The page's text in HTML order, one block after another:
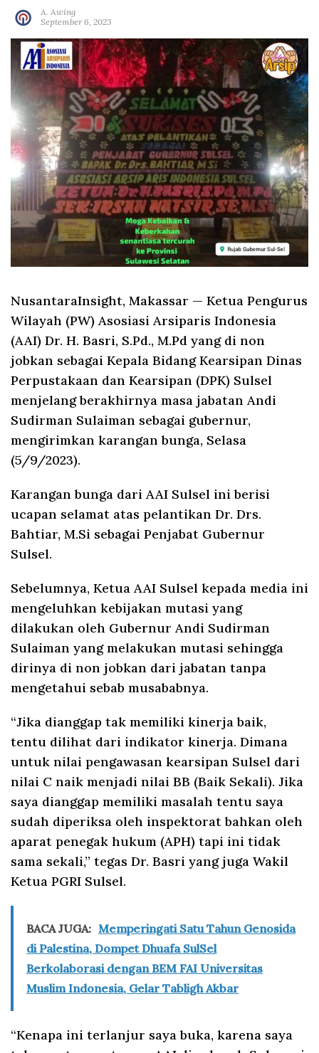
A. Awing
September 6, 2023
NusantaraInsight, Makassar — Ketua Pengurus
Wilayah (PW) Asosiasi Arsiparis Indonesia
(AAI) Dr. H. Basri, S.Pd., M.Pd yang di non
jobkan sebagai Kepala Bidang Kearsipan Dinas
Perpustakaan dan Kearsipan (DPK) Sulsel
menjelang berakhirnya masa jabatan Andi
Sudirman Sulaiman sebagai gubernur,
mengirimkan karangan bunga, Selasa
(5/9/2023).
Karangan bunga dari AAI Sulsel ini berisi
ucapan selamat atas pelantikan Dr. Drs.
Bahtiar, M.Si sebagai Penjabat Gubernur
Sulsel.
Sebelumnya, Ketua AAI Sulsel kepada media ini
mengeluhkan kebijakan mutasi yang
dilakukan oleh Gubernur Andi Sudirman
Sulaiman yang melakukan mutasi sehingga
dirinya di non jobkan dari jabatan tanpa
mengetahui sebab musababnya.
“Jika dianggap tak memiliki kinerja baik,
tentu dilihat dari indikator kinerja. Dimana
untuk nilai pengawasan kearsipan Sulsel dari
nilai C naik menjadi nilai BB (Baik Sekali). Jika
saya dianggap memiliki masalah tentu saya
sudah diperiksa oleh inspektorat bahkan oleh
aparat penegak hukum (APH) tapi ini tidak
sama sekali,” tegas Dr. Basri yang juga Wakil
Ketua PGRI Sulsel.
BACA JUGA: Memperingati Satu Tahun Genosida
di Palestina, Dompet Dhuafa SulSel
Berkolaborasi dengan BEM FAI Universitas
Muslim Indonesia, Gelar Tabligh Akbar
“Kenapa ini terlanjur saya buka, karena saya